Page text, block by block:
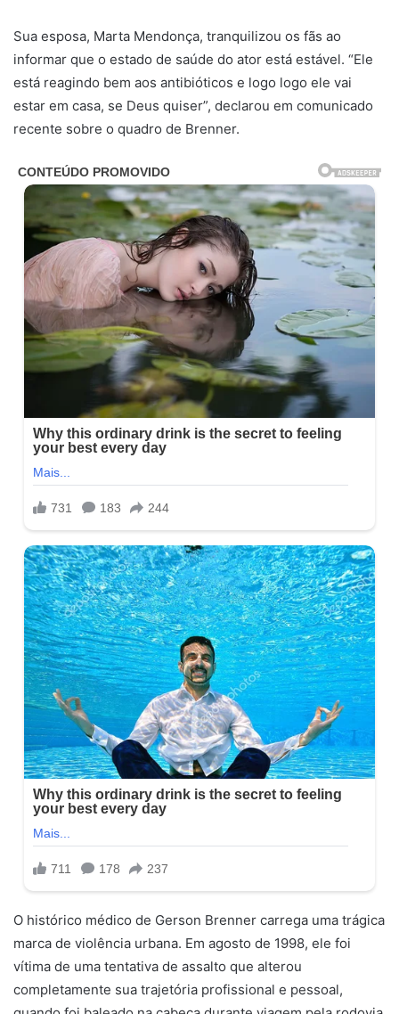
Sua esposa, Marta Mendonça, tranquilizou os fãs ao
informar que o estado de saúde do ator está estável. “Ele
está reagindo bem aos antibióticos e logo logo ele vai
estar em casa, se Deus quiser”, declarou em comunicado
recente sobre o quadro de Brenner.
O histórico médico de Gerson Brenner carrega uma trágica
marca de violência urbana. Em agosto de 1998, ele foi
vítima de uma tentativa de assalto que alterou
completamente sua trajetória profissional e pessoal,